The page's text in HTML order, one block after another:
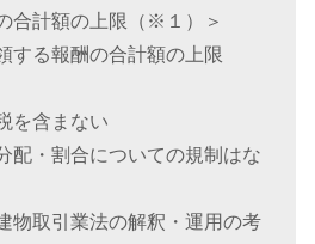
合計額の上限（※１）＞
する報酬の合計額の上限
を含まない
配・割合についての規制はな
物取引業法の解釈・運用の考